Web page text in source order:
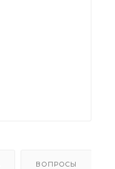
ВОПРОСЫ